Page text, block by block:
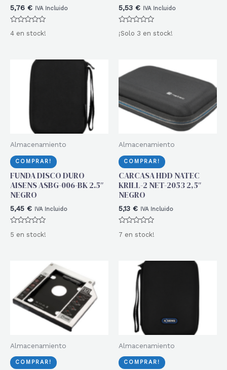
5,76 € IVA Incluido
con
4 en stock!
5,53 € IVA Incluido
Valorado
con
¡Solo 3 en stock!
Almacenamiento
COMPRAR!
FUNDA DISCO DURO
AISENS ASBG-006-BK 2.5″
NEGRO
5,45 € IVA Incluido
con
5 en stock!
Almacenamiento
COMPRAR!
CARCASA HDD NATEC
KRILL-2 NET-2053 2,5″
NEGRO
5,13 € IVA Incluido
con
7 en stock!
Almacenamiento
COMPRAR!
Almacenamiento
COMPRAR!